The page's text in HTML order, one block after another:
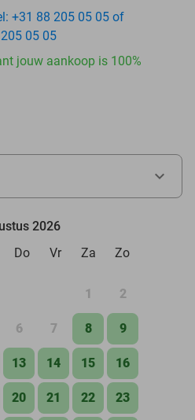
+31 88 205 05 05 of
05 05
jouw aankoop is 100%
2026
Do Vr Za Zo
1 2
6 7 8 9
13 14 15 16
20 21 22 23